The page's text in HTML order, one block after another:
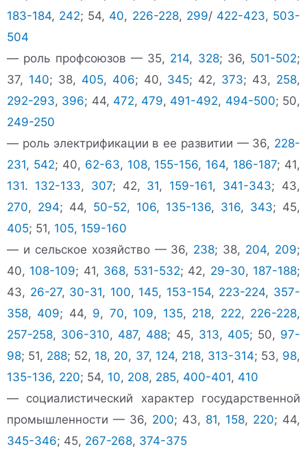
183-184, 242; 54, 40, 226-228, 299/ 422-423, 503-
504
— роль профсоюзов — 35, 214, 328; 36, 501-502;
37, 140; 38, 405, 406; 40, 345; 42, 373; 43, 258,
292-293, 396; 44, 472, 479, 491-492, 494-500; 50,
249-250
— роль электрификации в ее развитии — 36, 228-
231, 542; 40, 62-63, 108, 155-156, 164, 186-187; 41,
131. 132-133, 307; 42, 31, 159-161, 341-343; 43,
270, 294; 44, 50-52, 106, 135-136, 316, 343; 45,
405; 51, 105, 159-160
— и сельское хозяйство — 36, 238; 38, 204, 209;
40, 108-109; 41, 368, 531-532; 42, 29-30, 187-188;
43, 26-27, 30-31, 100, 145, 153-154, 223-224, 357-
358, 409; 44, 9, 70, 109, 135, 218, 222, 226-228,
257-258, 306-310, 487, 488; 45, 313, 405; 50, 97-
98; 51, 288; 52, 18, 20, 37, 124, 218, 313-314; 53, 98,
135-136, 220; 54, 10, 208, 285, 400-401, 410
— социалистический характер государственной
промышленности — 36, 200; 43, 81, 158, 220; 44,
345-346; 45, 267-268, 374-375